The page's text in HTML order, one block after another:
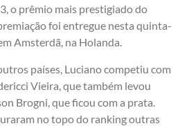
o prêmio mais prestigiado do
foi entregue nesta quinta-
Amsterdã, na Holanda.
países, Luciano competiu com
Vieira, que também levou
Brogni, que ficou com a prata.
no topo do ranking outras